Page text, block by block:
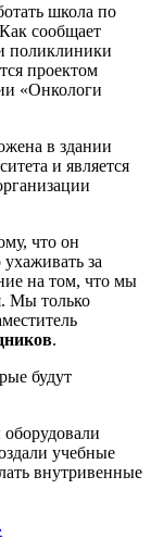
школа по
сообщает
поликлиники
проектом
«Онкологи
в здании
и является
что он
за
на том, что мы
Мы только
.
будут
учебные
внутривенные